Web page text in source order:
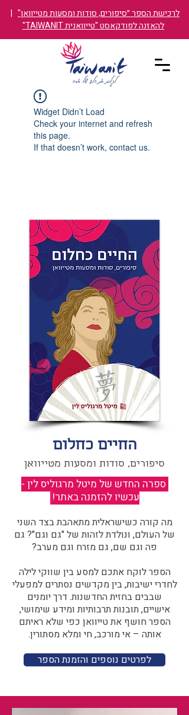
לרכישת הספר ״סיפורים, סודות ומסעות מטייוואן" |
להאזנה לפודקאסט "טייוואנית TAIWANIT"
Widget Didn’t Load
Check your internet and refresh
this page.
If that doesn’t work, contact us.
החיים כחלום
סיפורים, סודות ומסעות מטייוואן
ספרה החדש של מיטל מרגוליס לין -
עכשיו להזמנה באתר!
מה קורה כשישראלית מתאהבת בצד השני
של העולם, ונולדת לזהות של "גם וגם"? גם
פה וגם שם, גם מזרח וגם מערב?​​
הספר לוקח אתכם למסע בין שווקי לילה
לחדרי ישיבות, בין מקדשים נסתרים למפעלי
שבבים בחזית החדשנות. דרך יומנים
אישיים, תובנות תרבותיות ומידע שימושי,
הספר חושף את טייוואן כפי שלא ראיתם
אותה – אי מורכב, חי ומלא מסתורין.
לפרטים נוספים והזמנת הספר